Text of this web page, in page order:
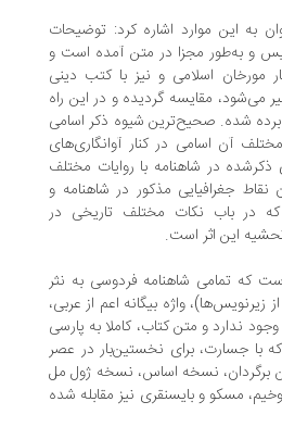
موارد اشاره کرد: توضیحات
مجزا در متن آمده است و
اسلامی و نیز با کتب دینی
مقایسه گردیده و در این راه
صحیح‌ترین شیوه ذکر اسامی
در کنار آوانگاری‌های
در شاهنامه با روایات مختلف
مذکور در شاهنامه و
نکات مختلف تاریخی در
اثر است.
شاهنامه فردوسی به نثر
واژه بیگانه اعم از عربی،
و متن کتاب، کاملا به پارسی
برای نخستین‌بار در عصر
نسخه اساس، نسخه ژول مل
و بایسنقری نیز مقابله شده